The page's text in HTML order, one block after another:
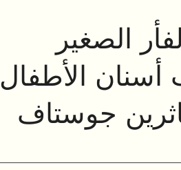
الصغير
الأطفال
جوستاف